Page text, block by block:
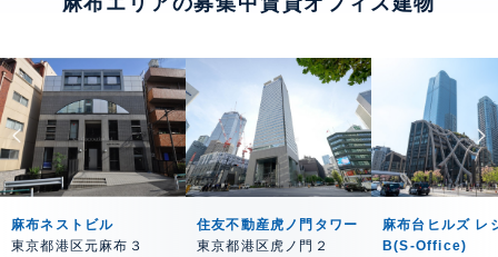
麻布ネストビル
東京都港区元麻布３
住友不動産虎ノ門タワー
東京都港区虎ノ門２
麻布台ヒルズ レ
B(S-Office)